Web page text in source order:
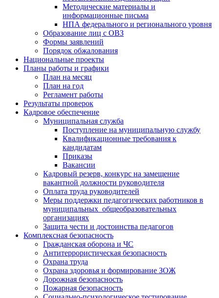
Методические материалы и
информационные письма
НПА федерального и регионального уровня
Образование лиц с ОВЗ
Формы заявлений
Порядок обжалования
Национальные проекты
Планы работы и графики
План на месяц
План на год
Регламент работы
Результаты проверок
Кадровое обеспечение
Муниципальная служба
Поступление на муниципальную службу
Квалификационные требования к
кандидатам
Приказы
Вакансии
Кадровый резерв, конкурс на замещение
вакантной должности руководителя
Оплата труда руководителей
Меры поддержки педагогических работников в
муниципальных общеобразовательных
организациях
Защита чести и достоинства педагогов
Комплексная безопасность
Гражданская оборона и ЧС
Антитеррористическая безопасность
Охрана труда
Охрана здоровья и формирование ЗОЖ
Дорожная безопасность
Пожарная безопасность